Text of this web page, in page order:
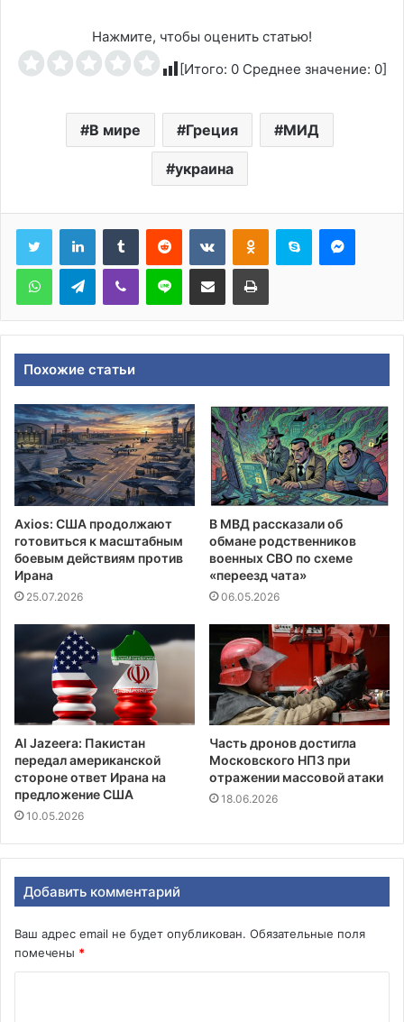
Нажмите, чтобы оценить статью!
[Итого: 0 Среднее значение: 0]
В мире Греция МИД
украина
Tumblr Reddit ВконтактеОдноклассники
Skype
WhatsAppTelegramViber Line Поделиться через электронную почту Печатать
Похожие статьи
Axios: США продолжают
готовиться к масштабным
боевым действиям против
Ирана
25.07.2026
В МВД рассказали об
обмане родственников
военных СВО по схеме
«переезд чата»
06.05.2026
Al Jazeera: Пакистан
передал американской
стороне ответ Ирана на
предложение США
10.05.2026
Часть дронов достигла
Московского НПЗ при
отражении массовой атаки
18.06.2026
Добавить комментарий
Ваш адрес email не будет опубликован. Обязательные поля
помечены *